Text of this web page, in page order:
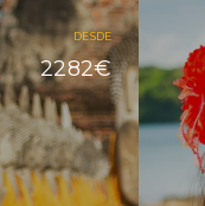
DESDE
2282€